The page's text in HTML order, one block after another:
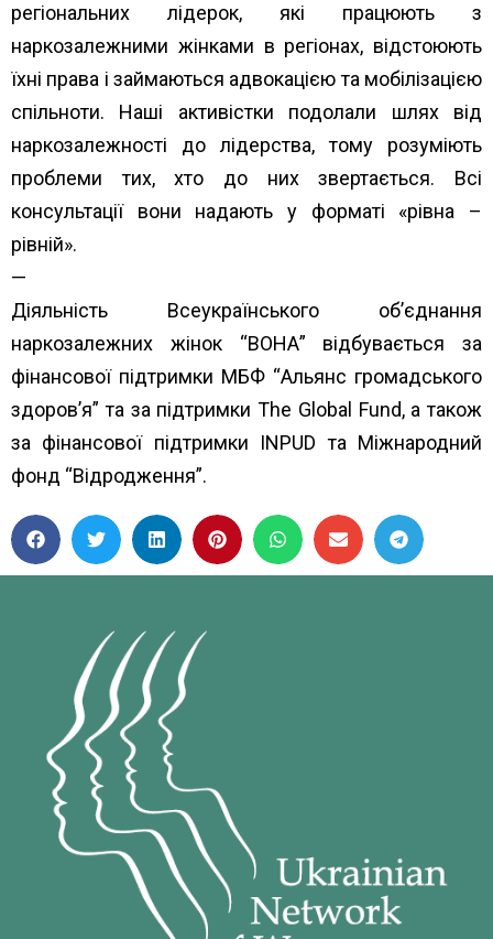
регіональних лідерок, які працюють з
наркозалежними жінками в регіонах, відстоюють
їхні права і займаються адвокацією та мобілізацією
спільноти. Наші активістки подолали шлях від
наркозалежності до лідерства, тому розуміють
проблеми тих, хто до них звертається. Всі
консультації вони надають у форматі «рівна –
рівній».
—
Діяльність Всеукраїнського об’єднання
наркозалежних жінок “ВОНА” відбувається за
фінансової підтримки МБФ “Альянс громадського
здоров’я”та за підтримки The Global Fund, а також
за фінансової підтримки INPUD та Міжнародний
фонд “Відродження”.